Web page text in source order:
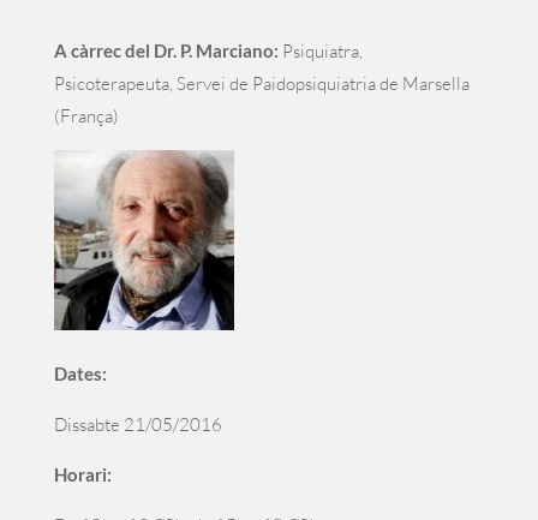
A càrrec del Dr. P. Marciano: Psiquiatra,
Psicoterapeuta, Servei de Paidopsiquiatria de Marsella
(França)
Dates:
Dissabte 21/05/2016
Horari: